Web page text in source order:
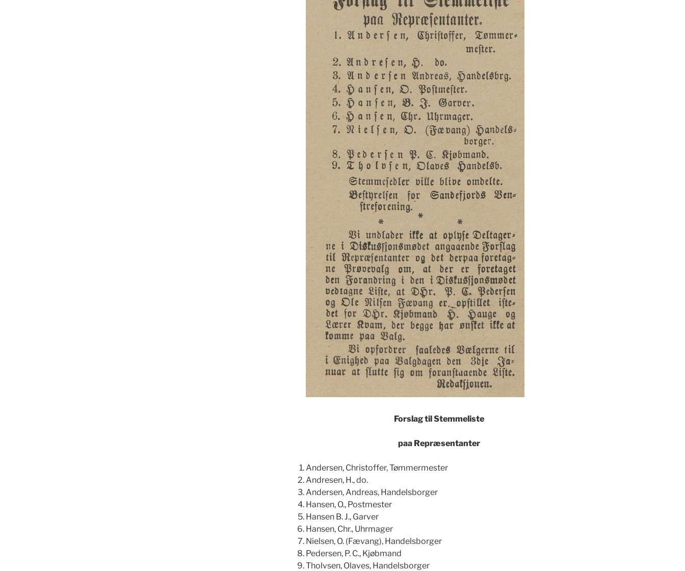
Forslag til Stemmeliste
paa Repræsentanter
Andersen, Christoffer, Tømmermester
Andresen, H., do.
Andersen, Andreas, Handelsborger
Hansen, O., Postmester
Hansen B. J., Garver
Hansen, Chr., Uhrmager
Nielsen, O. (Fævang), Handelsborger
Pedersen, P. C., Kjøbmand
Tholvsen, Olaves, Handelsborger